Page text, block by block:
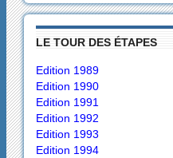
LE TOUR DES ÉTAPES
Edition 1989
Edition 1990
Edition 1991
Edition 1992
Edition 1993
Edition 1994